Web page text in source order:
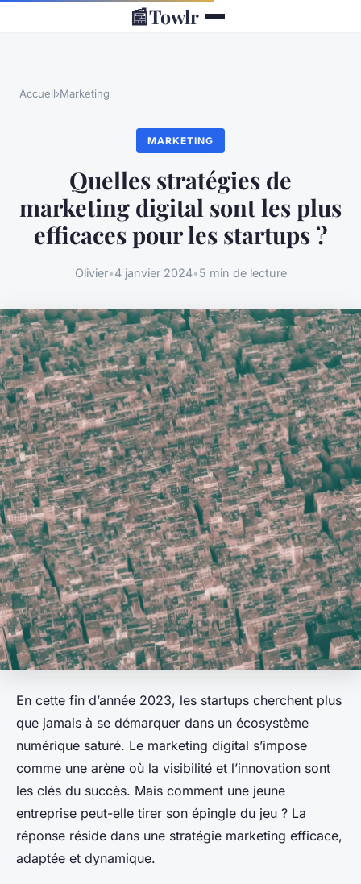
📰Towlr
Accueil›Marketing
MARKETING
Quelles stratégies de
marketing digital sont les plus
efficaces pour les startups ?
Olivier•4 janvier 2024•5 min de lecture
En cette fin d’année 2023, les startups cherchent plus
que jamais à se démarquer dans un écosystème
numérique saturé. Le marketing digital s’impose
comme une arène où la visibilité et l’innovation sont
les clés du succès. Mais comment une jeune
entreprise peut-elle tirer son épingle du jeu ? La
réponse réside dans une stratégie marketing efficace,
adaptée et dynamique.